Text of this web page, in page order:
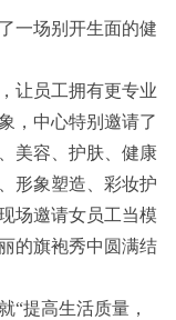
一场别开生面的健
让员工拥有更专业
，中心特别邀请了
美容、护肤、健康
形象塑造、彩妆护
场邀请女员工当模
的旗袍秀中圆满结
“提高生活质量，